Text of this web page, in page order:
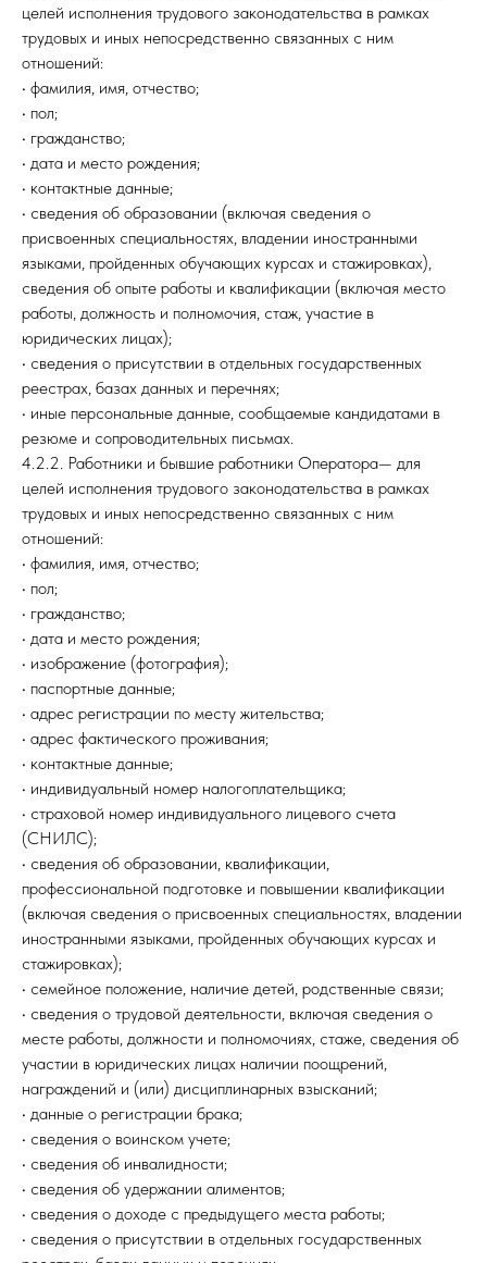
целей исполнения трудового законодательства в рамках
трудовых и иных непосредственно связанных с ним
отношений:
• фамилия, имя, отчество;
• пол;
• гражданство;
• дата и место рождения;
• контактные данные;
• сведения об образовании (включая сведения о
присвоенных специальностях, владении иностранными
языками, пройденных обучающих курсах и стажировках),
сведения об опыте работы и квалификации (включая место
работы, должность и полномочия, стаж, участие в
юридических лицах);
• сведения о присутствии в отдельных государственных
реестрах, базах данных и перечнях;
• иные персональные данные, сообщаемые кандидатами в
резюме и сопроводительных письмах.
4.2.2. Работники и бывшие работники Оператора— для
целей исполнения трудового законодательства в рамках
трудовых и иных непосредственно связанных с ним
отношений:
• фамилия, имя, отчество;
• пол;
• гражданство;
• дата и место рождения;
• изображение (фотография);
• паспортные данные;
• адрес регистрации по месту жительства;
• адрес фактического проживания;
• контактные данные;
• индивидуальный номер налогоплательщика;
• страховой номер индивидуального лицевого счета
(СНИЛС);
• сведения об образовании, квалификации,
профессиональной подготовке и повышении квалификации
(включая сведения о присвоенных специальностях, владении
иностранными языками, пройденных обучающих курсах и
стажировках);
• семейное положение, наличие детей, родственные связи;
• сведения о трудовой деятельности, включая сведения о
месте работы, должности и полномочиях, стаже, сведения об
участии в юридических лицах наличии поощрений,
награждений и (или) дисциплинарных взысканий;
• данные о регистрации брака;
• сведения о воинском учете;
• сведения об инвалидности;
• сведения об удержании алиментов;
• сведения о доходе с предыдущего места работы;
• сведения о присутствии в отдельных государственных